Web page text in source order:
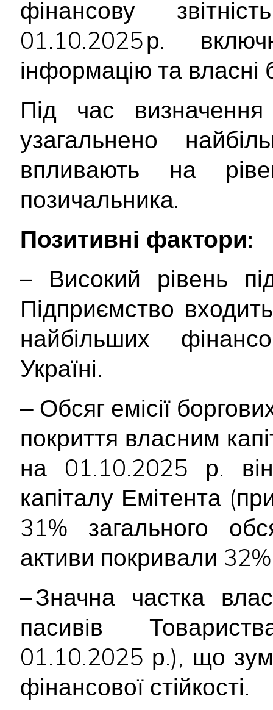
фінансову
01.10.2025 р.
інформацію та власні
Під час визначення
узагальнено
впливають на
позичальника.
Позитивні фактори:
– Високий рівень
Підприємство
найбільших
Україні.
‒ Обсяг емісії
покриття власним
на 01.10.2025 р.
капіталу Емітента
31% загального
активи покривали 32%
– Значна частка
пасивів
01.10.2025 р.), що
фінансової стійкості.